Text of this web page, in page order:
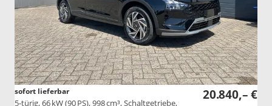
20.840,– €
sofort lieferbar
5-türig, 66 kW (90 PS), 998 cm³, Schaltgetriebe,